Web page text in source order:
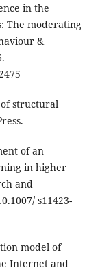
in the
The moderating
&
structural
of an
in higher
and
s11423-
model of
Internet and